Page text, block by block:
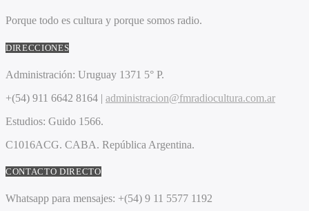
Porque todo es cultura y porque somos radio.
DIRECCIONES
Administración: Uruguay 1371 5° P.
+(54) 911 6642 8164 | administracion@fmradiocultura.com.ar
Estudios: Guido 1566.
C1016ACG. CABA. República Argentina.
CONTACTO DIRECTO
Whatsapp para mensajes: +(54) 9 11 5577 1192